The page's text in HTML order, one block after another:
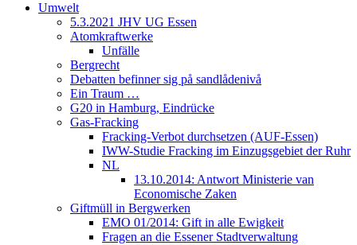
Umwelt
5.3.2021 JHV UG Essen
Atomkraftwerke
Unfälle
Bergrecht
Debatten befinner sig på sandlådenivå
Ein Traum …
G20 in Hamburg, Eindrücke
Gas-Fracking
Fracking-Verbot durchsetzen (AUF-Essen)
IWW-Studie Fracking im Einzugsgebiet der Ruhr
NL
13.10.2014: Antwort Ministerie van
Economische Zaken
Giftmüll in Bergwerken
EMO 01/2014: Gift in alle Ewigkeit
Fragen an die Essener Stadtverwaltung